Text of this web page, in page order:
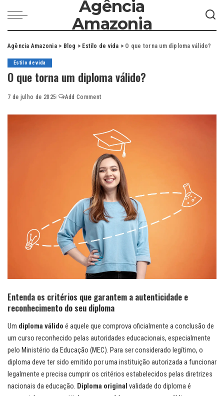
Agência
Amazonia
Agência Amazonia> Blog > Estilo de vida > O que torna um diploma válido?
Estilo de vida
O que torna um diploma válido?
7 de julho de 2025 Add Comment
Entenda os critérios que garantem a autenticidade e
reconhecimento do seu diploma
Um diploma válido é aquele que comprova oficialmente a conclusão de
um curso reconhecido pelas autoridades educacionais, especialmente
pelo Ministério da Educação (MEC). Para ser considerado legítimo, o
diploma deve ter sido emitido por uma instituição autorizada a funcionar
legalmente e precisa cumprir os critérios estabelecidos pelas diretrizes
nacionais da educação. Diploma original validade do diploma é